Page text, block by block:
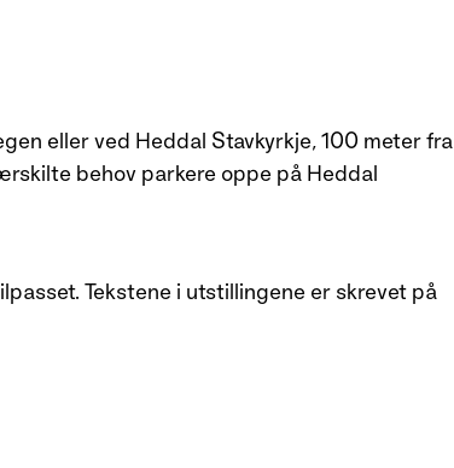
eller ved Heddal Stavkyrkje, 100 meter fra
behov parkere oppe på Heddal
Tekstene i utstillingene er skrevet på